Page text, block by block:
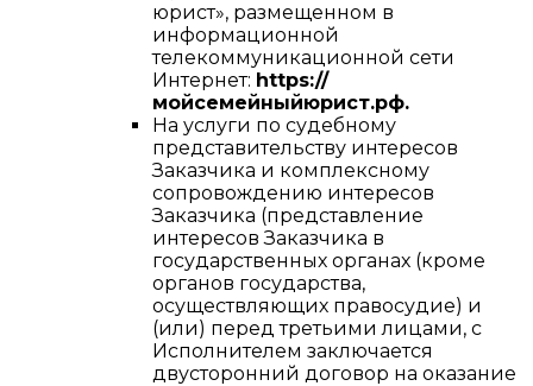
юрист», размещенном в
информационной
телекоммуникационной сети
Интернет: https://
мойсемейныйюрист.рф.
На услуги по судебному
представительству интересов
Заказчика и комплексному
сопровождению интересов
Заказчика (представление
интересов Заказчика в
государственных органах (кроме
органов государства,
осуществляющих правосудие) и
(или) перед третьими лицами, с
Исполнителем заключается
двусторонний договор на оказание